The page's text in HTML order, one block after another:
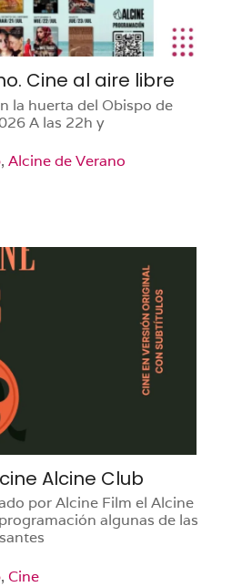
Cine al aire libre
la huerta del Obispo de
A las 22h y
, Alcine de Verano
Alcine Club
por Alcine Film el Alcine
algunas de las
, Cine